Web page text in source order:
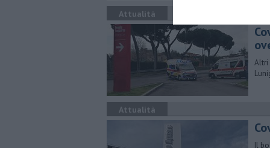
Attualità
Altri
Attualità
Il